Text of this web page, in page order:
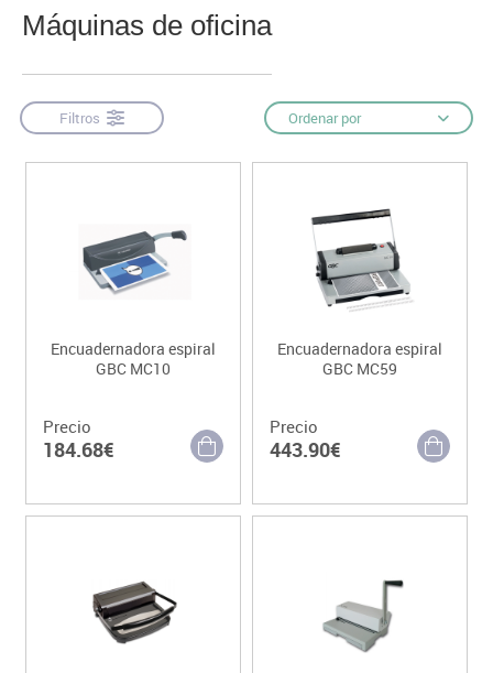
Máquinas de oficina
Filtros Ordenar por
Encuadernadora espiral
GBC MC10
Precio
184.68€
Encuadernadora espiral
GBC MC59
Precio
443.90€